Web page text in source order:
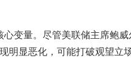
变量。尽管美联储主席鲍威
明显恶化，可能打破观望立